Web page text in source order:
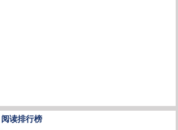
阅读排行榜